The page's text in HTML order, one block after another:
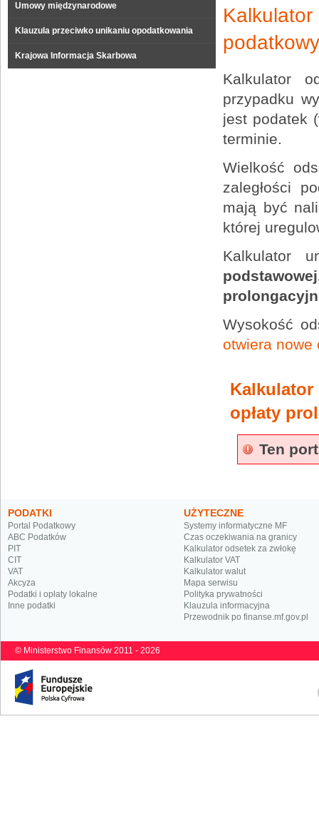
Umowy międzynarodowe
Klauzula przeciwko unikaniu opodatkowania
Krajowa Informacja Skarbowa
Kalkulator
przypadku
jest podatek
terminie.
Wielkość
zaległości
mają być
której
Kalkulator
Wysokość
otwiera nowe
Kalkulator
opłaty
Ten
PODATKI
Portal Podatkowy
ABC Podatków
PIT
CIT
VAT
Akcyza
Podatki i opłaty lokalne
Inne podatki
UŻYTECZNE
Systemy informatyczne MF
Czas oczekiwania na granicy
Kalkulator odsetek za zwłokę
Kalkulator VAT
Kalkulator walut
Mapa serwisu
Polityka prywatności
Klauzula informacyjna
Przewodnik po finanse.mf.gov.pl
© Ministerstwo Finansów 2011 - 2026